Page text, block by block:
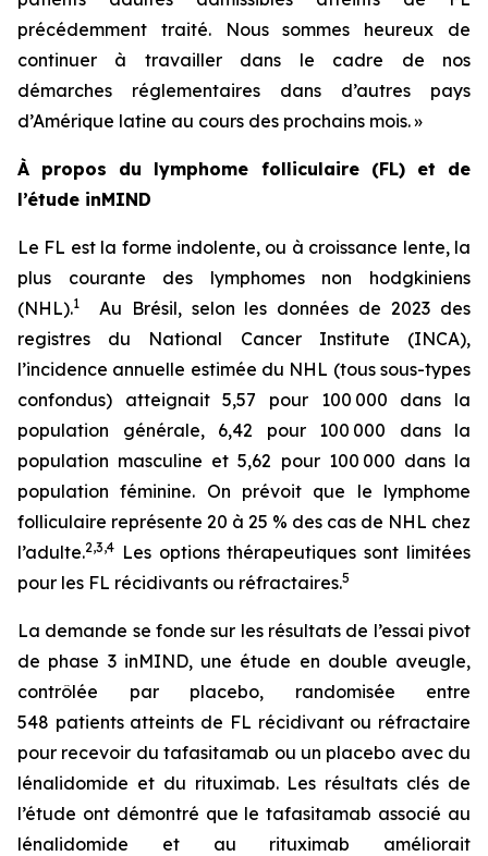
précédemment traité. Nous sommes heureux de
continuer à travailler dans le cadre de nos
démarches réglementaires dans d’autres pays
d’Amérique latine au cours des prochains mois. »
À propos du lymphome folliculaire (FL) et de
l’étude inMIND
Le FL est la forme indolente, ou à croissance lente, la
plus courante des lymphomes non hodgkiniens
(NHL).1
Au Brésil, selon les données de 2023 des
registres du National Cancer Institute (INCA),
l’incidence annuelle estimée du NHL (tous sous-types
confondus) atteignait 5,57 pour 100 000 dans la
population générale, 6,42 pour 100 000 dans la
population masculine et 5,62 pour 100 000 dans la
population féminine. On prévoit que le lymphome
folliculaire représente 20 à 25 % des cas de NHL chez
l’adulte.2,3,4 Les options thérapeutiques sont limitées
pour les FL récidivants ou réfractaires.5
La demande se fonde sur les résultats de l’essai pivot
de phase 3 inMIND, une étude en double aveugle,
contrôlée par placebo, randomisée entre
548 patients atteints de FL récidivant ou réfractaire
pour recevoir du tafasitamab ou un placebo avec du
lénalidomide et du rituximab. Les résultats clés de
l’étude ont démontré que le tafasitamab associé au
lénalidomide et au rituximab améliorait